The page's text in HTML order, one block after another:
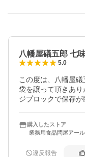
八幡屋礒五郎 七
5.0
この度は、八幡屋
袋を譲って頂きあり
ジプロックで保存が
購入したストア
業務用食品問屋アー
違反報告